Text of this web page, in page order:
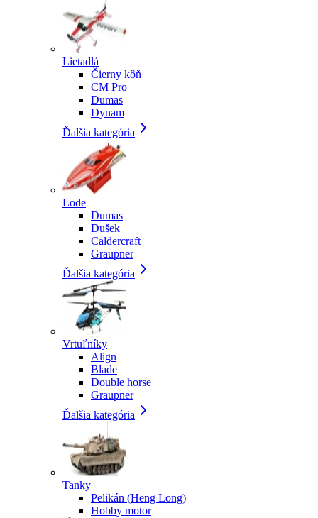
Lietadlá
Čierny kôň
CM Pro
Dumas
Dynam
Ďalšia kategória
Lode
Dumas
Dušek
Caldercraft
Graupner
Ďalšia kategória
Vrtuľníky
Align
Blade
Double horse
Graupner
Ďalšia kategória
Tanky
Pelikán (Heng Long)
Hobby motor